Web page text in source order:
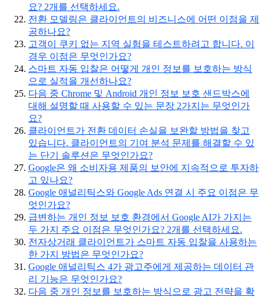
요? 2개를 선택하세요.
전환 모델링은 클라이언트의 비즈니스에 어떤 이점을 제
공하나요?
고객이 쿠키 없는 지역 실험을 테스트하려고 합니다. 이
경우 이점은 무엇인가요?
스마트 자동 입찰은 어떻게 개인 정보를 보호하는 방식
으로 실적을 개선하나요?
다음 중 Chrome 및 Android 개인 정보 보호 샌드박스에
대해 설명할 때 사용할 수 있는 문장 2가지는 무엇인가
요?
클라이언트가 전환 데이터 손실을 보완할 방법을 찾고
있습니다. 클라이언트의 기여 분석 문제를 해결할 수 있
는 단기 솔루션은 무엇인가요?
Google은 왜 소비자용 제품의 보안에 지속적으로 투자하
고 있나요?
Google 애널리틱스와 Google Ads 연결 시 주요 이점은 무
엇인가요?
급변하는 개인 정보 보호 환경에서 Google AI가 가지는
두 가지 주요 이점은 무엇인가요? 2개를 선택하세요.
전자상거래 클라이언트가 스마트 자동 입찰을 사용하는
한 가지 방법은 무엇인가요?
Google 애널리틱스 4가 광고주에게 제공하는 데이터 관
리 기능은 무엇인가요?
다음 중 개인 정보를 보호하는 방식으로 광고 전략을 확